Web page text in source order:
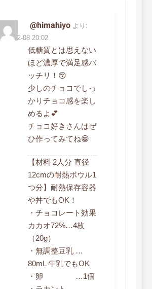
@himahiyo より:
2023-12-08 20:02
低糖質とは思えない
ほど濃厚で満足感バ
ッチリ！😚
少しのチョコでしっ
かりチョコ感を楽し
めるよ💕
チョコ好きさんはぜ
ひ作ってみてね😁
​​【材料 2人分 直径
12cmの耐熱ボウル1
つ分】耐熱保存容器
や丼でもOK！
・チョコレート効果
カカオ72%…4枚
（20g）
・無調整豆乳 …
80mL 牛乳でもOK
・卵 …1個